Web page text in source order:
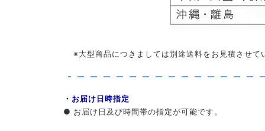
※大型商品につきましては別途送料をお見積させて
・お届け日時指定
● お届け日及び時間帯の指定が可能です。